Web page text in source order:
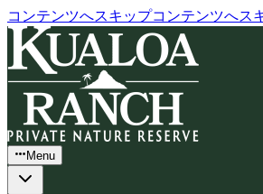
コンテンツへスキップコンテンツへス
Menu